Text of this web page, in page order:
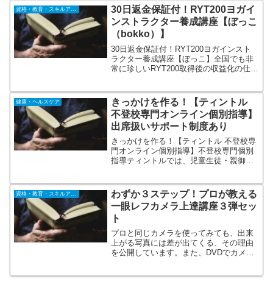
に落とし込めるレシピや活用法まで食用
オイルについての正しい知識が学べる講
座です。
資格・教育・スキルアップ
30日返金保証付！RYT200ヨガイ
ンストラクター養成講座【ぼっこ
（bokko）】
30日返金保証付！RYT200ヨガインスト
ラクター養成講座【ぼっこ】全国でも非
常に珍しいRYT200取得後の収益化の仕方
たあとに7日間の実践実習を行う合理的な
講座で利便性を保ちながらも、しっかり
としたレッスン力が身につきます。
健康・ヘルスケア
きっかけを作る！【ティントル
不登校専門オンライン個別指導】
出席扱いサポート制度あり
きっかけを作る！【ティントル 不登校専
門オンライン個別指導】不登校専門個別
指導ティントルでは、児童生徒・親御さ
知識を備えており、根本から不登校に対
して向き合っています。完全個別指導。
資格・教育・スキルアップ
わずか３ステップ！プロが教える
一眼レフカメラ上達講座３弾セッ
ト
プロと同じカメラを使ってみても、出来
上がる写真には差が出てくる、その理由
を公開しています。また、DVDでカメラ